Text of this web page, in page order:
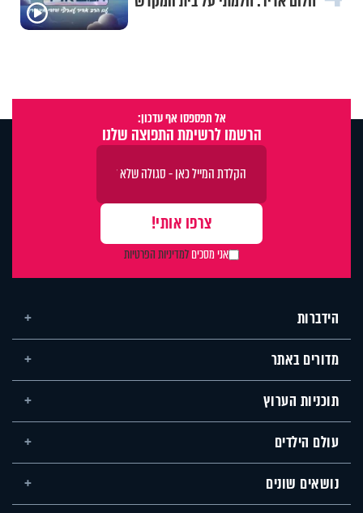
אל תפספסו אף עדכון:
הרשמו לרשימת התפוצה שלנו
אני מסכיםלמדיניות הפרטיות
הידברות
מדורים באתר
תוכניות הערוץ
עולם הילדים
נושאים שונים